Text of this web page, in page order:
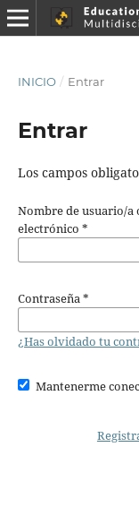
INICIO / Entrar
Entrar
Los campos
Nombre de usuario/a
electrónico *
Contraseña*
¿Has olvidado tu
Mantenerme